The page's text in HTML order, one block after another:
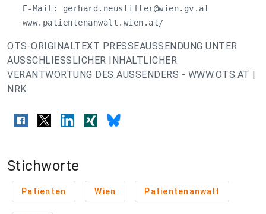
   E-Mail:
gerhard.neustifter@wien.gv.at
   www.patientenanwalt.wien.at/
OTS-ORIGINALTEXT PRESSEAUSSENDUNG UNTER
AUSSCHLIESSLICHER INHALTLICHER
VERANTWORTUNG DES AUSSENDERS - WWW.OTS.AT |
NRK
Stichworte
Patienten Wien Patientenanwalt